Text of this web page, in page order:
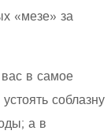
«мезе» за
в самое
соблазну
а в